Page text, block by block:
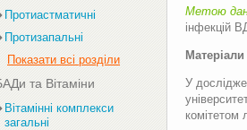
Метою
інфекцій
У
комітетом
Протиастматичні
Протизапальні
Показати всі розділи
та Вітаміни
Вітамінні комплекси
загальні